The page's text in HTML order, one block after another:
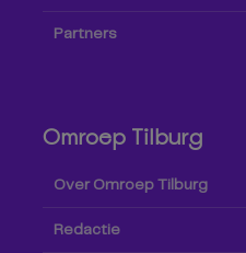
Partners
Omroep Tilburg
Over Omroep Tilburg
Redactie